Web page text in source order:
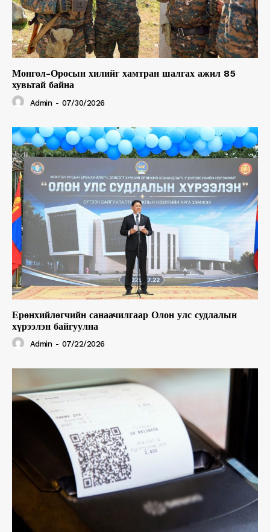
Монгол-Оросын хилийг хамтран шалгах ажил 85
хувьтай байна
Admin - 07/30/2026
Ерөнхийлөгчийн санаачилгаар Олон улс судлалын
хүрээлэн байгуулна
Admin - 07/22/2026